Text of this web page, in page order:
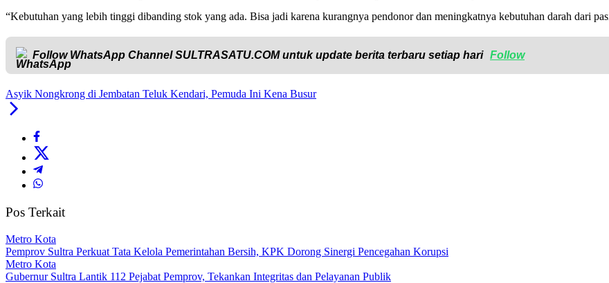
“Kebutuhan yang lebih tinggi dibanding stok yang ada. Bisa jadi karena kurangnya pendonor dan meningkatnya kebutuhan darah dari
Follow WhatsApp ChannelSULTRASATU.COMuntuk update berita terbaru setiap hari Follow
Asyik Nongkrong di Jembatan Teluk Kendari, Pemuda Ini Kena Busur
Pos Terkait
Metro Kota
Pemprov Sultra Perkuat Tata Kelola Pemerintahan Bersih, KPK Dorong Sinergi Pencegahan Korupsi
Metro Kota
Gubernur Sultra Lantik 112 Pejabat Pemprov, Tekankan Integritas dan Pelayanan Publik